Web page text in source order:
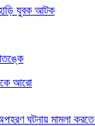
যুবক আটক
আরো
ঘটনায় মামলা